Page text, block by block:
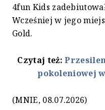
4fun Kids
Wcześniej w jego
Gold.
Czytaj też:
pokoleniowej
(MNIE, 08.07.2026)